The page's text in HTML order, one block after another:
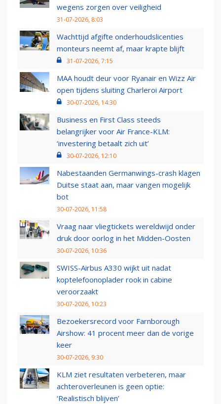
wegens zorgen over veiligheid
31-07-2026, 8:03
Wachttijd afgifte onderhoudslicenties
monteurs neemt af, maar krapte blijft
31-07-2026, 7:15
MAA houdt deur voor Ryanair en Wizz Air
open tijdens sluiting Charleroi Airport
30-07-2026, 14:30
Business en First Class steeds
belangrijker voor Air France-KLM:
‘investering betaalt zich uit’
30-07-2026, 12:10
Nabestaanden Germanwings-crash klagen
Duitse staat aan, maar vangen mogelijk
bot
30-07-2026, 11:58
Vraag naar vliegtickets wereldwijd onder
druk door oorlog in het Midden-Oosten
30-07-2026, 10:36
SWISS-Airbus A330 wijkt uit nadat
koptelefoonoplader rook in cabine
veroorzaakt
30-07-2026, 10:23
Bezoekersrecord voor Farnborough
Airshow: 41 procent meer dan de vorige
keer
30-07-2026, 9:30
KLM ziet resultaten verbeteren, maar
achteroverleunen is geen optie:
‘Realistisch blijven’